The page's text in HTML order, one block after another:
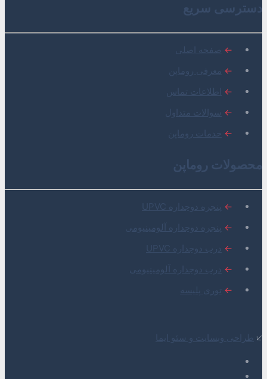
دسترسی سریع
← صفحه اصلی
← معرفی روماپن
← اطلاعات تماس
← سوالات متداول
← خدمات روماپن
محصولات روماپن
← پنجره دوجداره UPVC
← پنجره دوجداره آلومینیومی
← درب دوجداره UPVC
← درب دوجداره آلومینیومی
← توری پلیسه
🡧 طراحی وبسایت و سئو ایما